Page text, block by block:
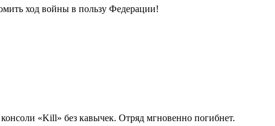
ход войны в пользу Федерации!
«Kill» без кавычек. Отряд мгновенно погибнет.